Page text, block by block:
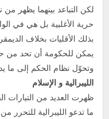
لكن التباعد بينهما يظهر من
حرية الأغلبية بل هي في
بذلك الأقليات بخلاف
يمكن للحكومة أن تحد من
وتحوّل نظام الحكم إلى ما
الليبرالية و الإسلام
ظهرت العديد من التيارات
ما تدعو الليبرالية للتحرر